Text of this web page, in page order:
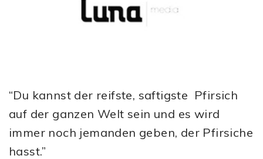
“Du kannst der reifste, saftigste Pfirsich
auf der ganzen Welt sein und es wird
immer noch jemanden geben, der Pfirsiche
hasst.”